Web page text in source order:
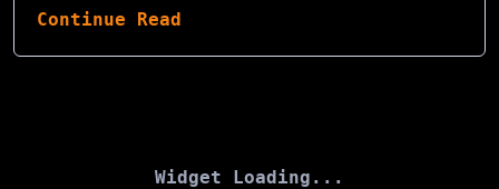
Continue Read
Widget Loading...